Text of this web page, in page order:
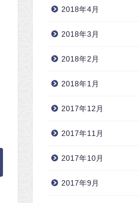
2018年4月
2018年3月
2018年2月
2018年1月
2017年12月
2017年11月
2017年10月
2017年9月